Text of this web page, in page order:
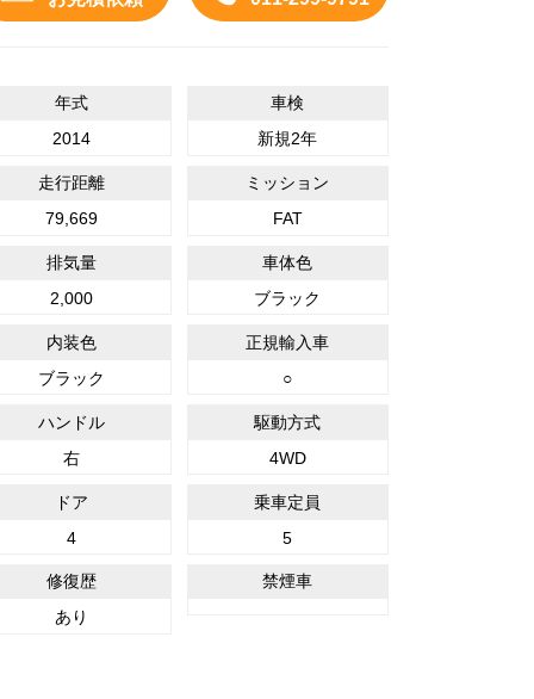
年式
2014
車検
新規2年
走行距離
79,669
ミッション
FAT
排気量
2,000
車体色
ブラック
内装色
ブラック
正規輸入車
○
ハンドル
右
駆動方式
4WD
ドア
4
乗車定員
5
修復歴
あり
禁煙車